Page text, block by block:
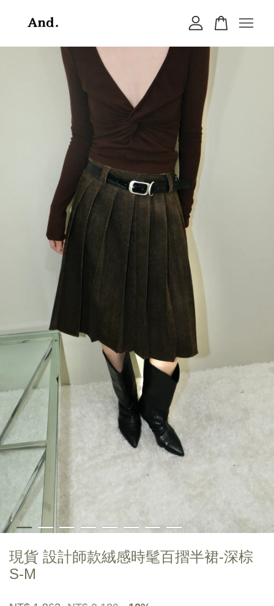
現貨 設計師款絨感時髦百摺半裙-深棕
S-M
您的購物車目前還是空的。
繼續購物